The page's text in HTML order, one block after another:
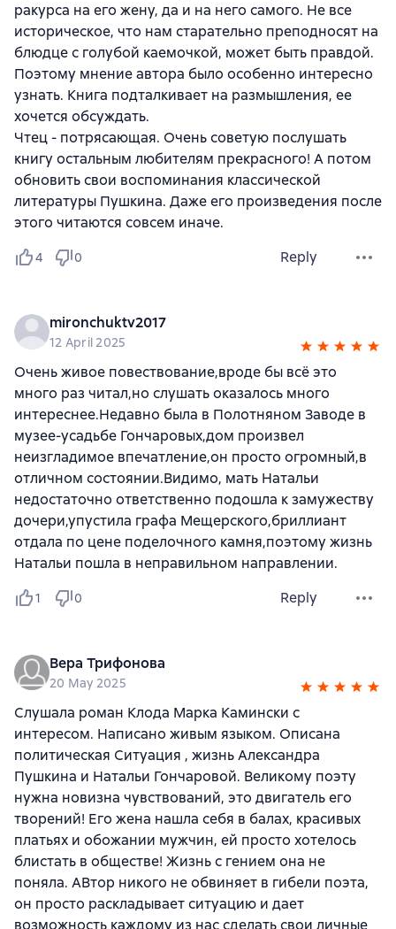
ракурса на его жену, да и на него самого. Не все
историческое, что нам старательно преподносят на
блюдце с голубой каемочкой, может быть правдой.
Поэтому мнение автора было особенно интересно
узнать. Книга подталкивает на размышления, ее
хочется обсуждать.
Чтец - потрясающая. Очень советую послушать
книгу остальным любителям прекрасного! А потом
обновить свои воспоминания классической
литературы Пушкина. Даже его произведения после
этого читаются совсем иначе.
4 0 Reply
mironchuktv2017
12 April 2025
Очень живое повествование,вроде бы всё это
много раз читал,но слушать оказалось много
интереснее.Недавно была в Полотняном Заводе в
музее-усадьбе Гончаровых,дом произвел
неизгладимое впечатление,он просто огромный,в
отличном состоянии.Видимо, мать Натальи
недостаточно ответственно подошла к замужеству
дочери,упустила графа Мещерского,бриллиант
отдала по цене поделочного камня,поэтому жизнь
Натальи пошла в неправильном направлении.
1 0 Reply
Вера Трифонова
20 May 2025
Слушала роман Клода Марка Камински с
интересом. Написано живым языком. Описана
политическая Ситуация , жизнь Александра
Пушкина и Натальи Гончаровой. Великому поэту
нужна новизна чувствований, это двигатель его
творений! Его жена нашла себя в балах, красивых
платьях и обожании мужчин, ей просто хотелось
блистать в обществе! Жизнь с гением она не
поняла. АВтор никого не обвиняет в гибели поэта,
он просто раскладывает ситуацию и дает
возможность каждому из нас сделать свои личные